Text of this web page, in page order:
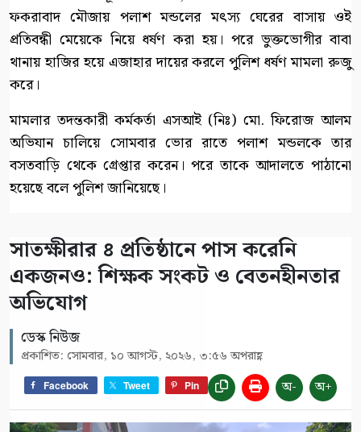
ফকরাবাদ মৌজায় পলাশ মন্ডলের মৎস্য ঘেরের বাসায় ওই
প্রতিবন্ধী মেয়েকে নিয়ে ধর্ষণ করা হয়। পরে ভুক্তভোগীর বাবা
থানায় হাজির হয়ে এজাহার দায়ের করলে পুলিশ ধর্ষণ মামলা রুজু
করে।
মামলার তদন্তকারী কর্মকর্তা এসআই (নিঃ) মো. ফিরোজ আলম
অভিযান চালিয়ে সোমবার ভোর রাতে পলাশ মন্ডলকে তার
বসতবাড়ি থেকে গ্রেপ্তার করেন। পরে তাকে আদালতে পাঠানো
হয়েছে বলে পুলিশ জানিয়েছে।
সাতক্ষীরার ৪ প্রতিষ্ঠানে পাস করেনি
একজনও: শিক্ষক সংকট ও বেতনহীনতার
অভিযোগ
ডেস্ক নিউজ
প্রকাশিত: সোমবার, ১০ আগস্ট, ২০২৬, ৩:৫৬ অপরাহ্ণ
Facebook Tweet Pin অ- অ+